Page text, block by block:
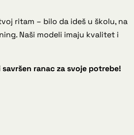
ritam – bilo da ideš u školu, na
Naši modeli imaju kvalitet i
ranac za svoje potrebe!